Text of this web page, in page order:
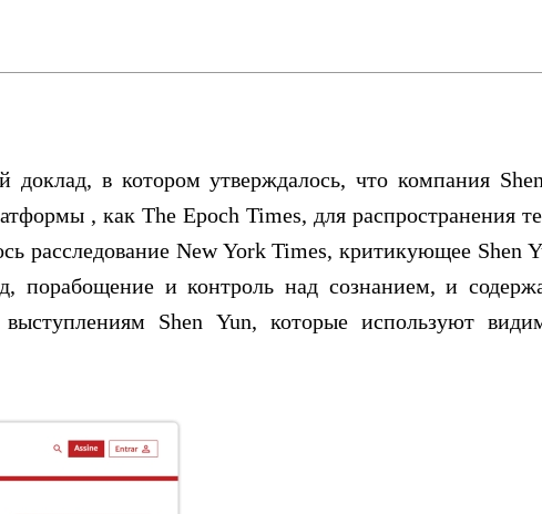
доклад, в котором утверждалось, что компания
, как The Epoch Times, для распространения
расследование New York Times, критикующее Shen
порабощение и контроль над сознанием, и
Shen Yun, которые используют